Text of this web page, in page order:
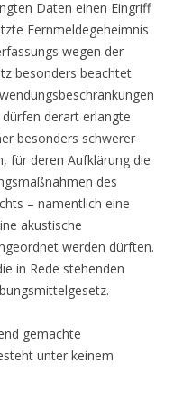
Daten einen Eingriff
Fernmeldegeheimnis
wegen der
besonders beachtet
derart erlangte
besonders schwerer
für deren Aufklärung die
des
– namentlich eine
akustische
werden dürften.
in Rede stehenden
gemachte
unter keinem